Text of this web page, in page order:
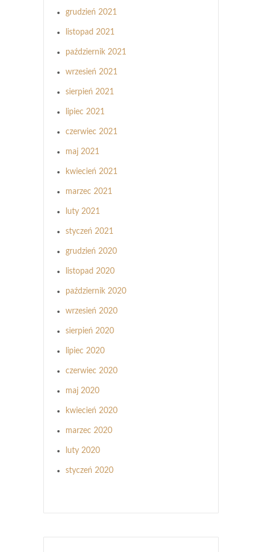
grudzień 2021
listopad 2021
październik 2021
wrzesień 2021
sierpień 2021
lipiec 2021
czerwiec 2021
maj 2021
kwiecień 2021
marzec 2021
luty 2021
styczeń 2021
grudzień 2020
listopad 2020
październik 2020
wrzesień 2020
sierpień 2020
lipiec 2020
czerwiec 2020
maj 2020
kwiecień 2020
marzec 2020
luty 2020
styczeń 2020